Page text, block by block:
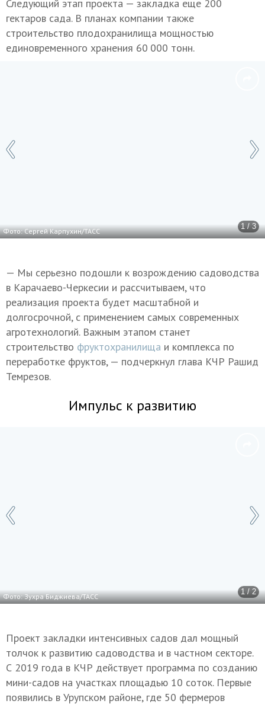
Следующий этап проекта — закладка еще 200
гектаров сада. В планах компании также
строительство плодохранилища мощностью
единовременного хранения 60 000 тонн.
1 / 3
Фото: Сергей Карпухин/ТАСС
— Мы серьезно подошли к возрождению садоводства
в Карачаево-Черкесии и рассчитываем, что
реализация проекта будет масштабной и
долгосрочной, с применением самых современных
агротехнологий. Важным этапом станет
строительство фруктохранилища и комплекса по
переработке фруктов, — подчеркнул глава КЧР Рашид
Темрезов.
Импульс к развитию
1 / 2
Фото: Зухра Биджиева/ТАСС
Проект закладки интенсивных садов дал мощный
толчок к развитию садоводства и в частном секторе.
С 2019 года в КЧР действует программа по созданию
мини-садов на участках площадью 10 соток. Первые
появились в Урупском районе, где 50 фермеров